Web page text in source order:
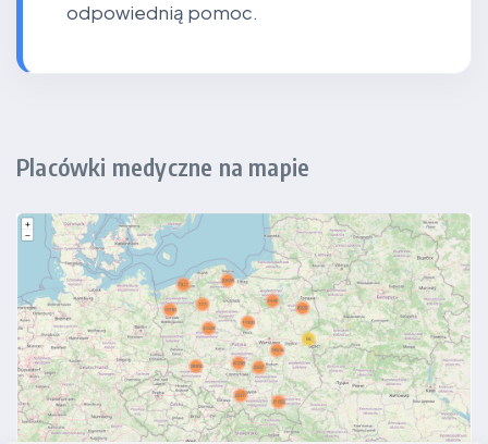
odpowiednią pomoc.
Placówki medyczne na mapie